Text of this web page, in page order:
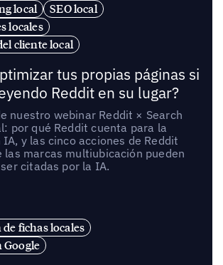
local
SEO local
locales
cliente local
tus propias páginas si
Reddit en su lugar?
nuestro webinar Reddit × Search
por qué Reddit cuenta para la
IA, y las cinco acciones de Reddit
las marcas multiubicación pueden
citadas por la IA.
fichas locales